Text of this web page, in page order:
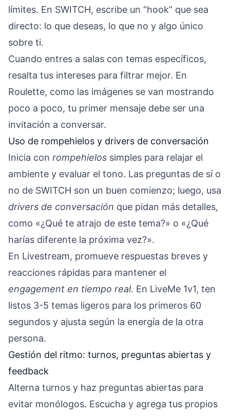
límites. En SWITCH, escribe un “hook” que sea
directo: lo que deseas, lo que no y algo único
sobre ti.
Cuando entres a salas con temas específicos,
resalta tus intereses para filtrar mejor. En
Roulette, como las imágenes se van mostrando
poco a poco, tu primer mensaje debe ser una
invitación a conversar.
Uso de rompehielos y drivers de conversación
Inicia con rompehielos simples para relajar el
ambiente y evaluar el tono. Las preguntas de sí o
no de SWITCH son un buen comienzo; luego, usa
drivers de conversación que pidan más detalles,
como «¿Qué te atrajo de este tema?» o «¿Qué
harías diferente la próxima vez?».
En Livestream, promueve respuestas breves y
reacciones rápidas para mantener el
engagement en tiempo real. En LiveMe 1v1, ten
listos 3-5 temas ligeros para los primeros 60
segundos y ajusta según la energía de la otra
persona.
Gestión del ritmo: turnos, preguntas abiertas y
feedback
Alterna turnos y haz preguntas abiertas para
evitar monólogos. Escucha y agrega tus propios